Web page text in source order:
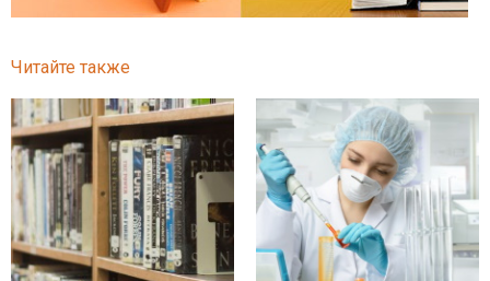
Читайте также